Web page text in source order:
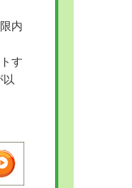
内
す